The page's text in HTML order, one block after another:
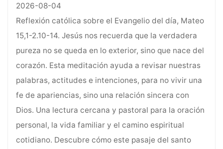
2026-08-04
Reflexión católica sobre el Evangelio del día, Mateo
15,1-2.10-14. Jesús nos recuerda que la verdadera
pureza no se queda en lo exterior, sino que nace del
corazón. Esta meditación ayuda a revisar nuestras
palabras, actitudes e intenciones, para no vivir una
fe de apariencias, sino una relación sincera con
Dios. Una lectura cercana y pastoral para la oración
personal, la vida familiar y el camino espiritual
cotidiano. Descubre cómo este pasaje del santo